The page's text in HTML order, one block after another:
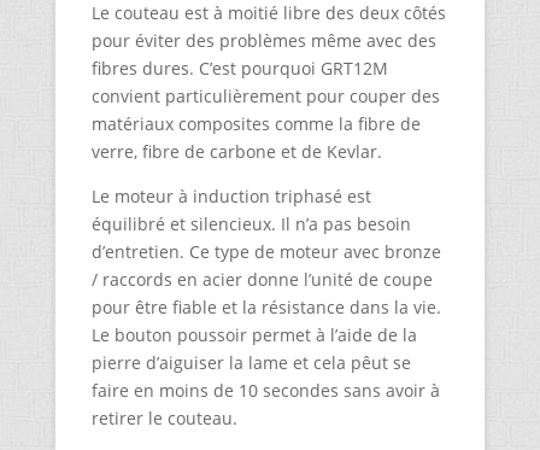
Le couteau est à moitié libre des deux côtés
pour éviter des problèmes même avec des
fibres dures. C’est pourquoi GRT12M
convient particulièrement pour couper des
matériaux composites comme la fibre de
verre, fibre de carbone et de Kevlar.
Le moteur à induction triphasé est
équilibré et silencieux. Il n’a pas besoin
d’entretien. Ce type de moteur avec bronze
/ raccords en acier donne l’unité de coupe
pour être fiable et la résistance dans la vie.
Le bouton poussoir permet à l’aide de la
pierre d’aiguiser la lame et cela pêut se
faire en moins de 10 secondes sans avoir à
retirer le couteau.